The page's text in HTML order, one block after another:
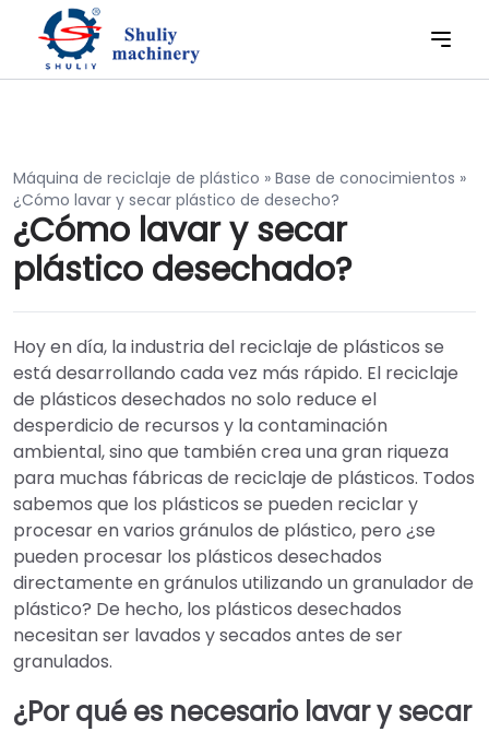
Máquina de reciclaje de plástico » Base de conocimientos »
¿Cómo lavar y secar plástico de desecho?
¿Cómo lavar y secar
plástico desechado?
Hoy en día, la industria del reciclaje de plásticos se
está desarrollando cada vez más rápido. El reciclaje
de plásticos desechados no solo reduce el
desperdicio de recursos y la contaminación
ambiental, sino que también crea una gran riqueza
para muchas fábricas de reciclaje de plásticos. Todos
sabemos que los plásticos se pueden reciclar y
procesar en varios gránulos de plástico, pero ¿se
pueden procesar los plásticos desechados
directamente en gránulos utilizando un granulador de
plástico? De hecho, los plásticos desechados
necesitan ser lavados y secados antes de ser
granulados.
¿Por qué es necesario lavar y secar